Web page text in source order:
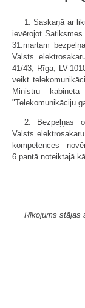
1. Saskaņā ar
ievērojot
31.martam
Valsts
41/43, Rīga, LV-
veikt
Ministru
"Telekomunikāciju
2. Bezpeļņas
Valsts
kompetences
6.pantā noteiktajā
Rīkojums stājas